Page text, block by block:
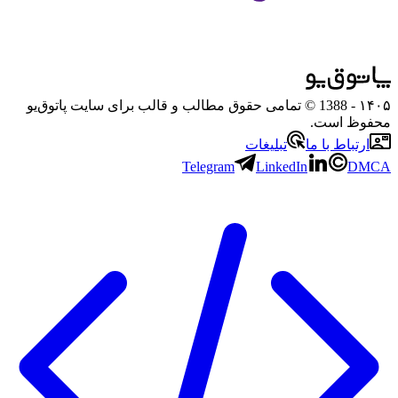
۱۴۰۵
- 1388 © تمامی حقوق مطالب و قالب برای سایت پاتوق‌یو
محفوظ است.
ارتباط با ما
تبلیغات
Telegram
LinkedIn DMCA